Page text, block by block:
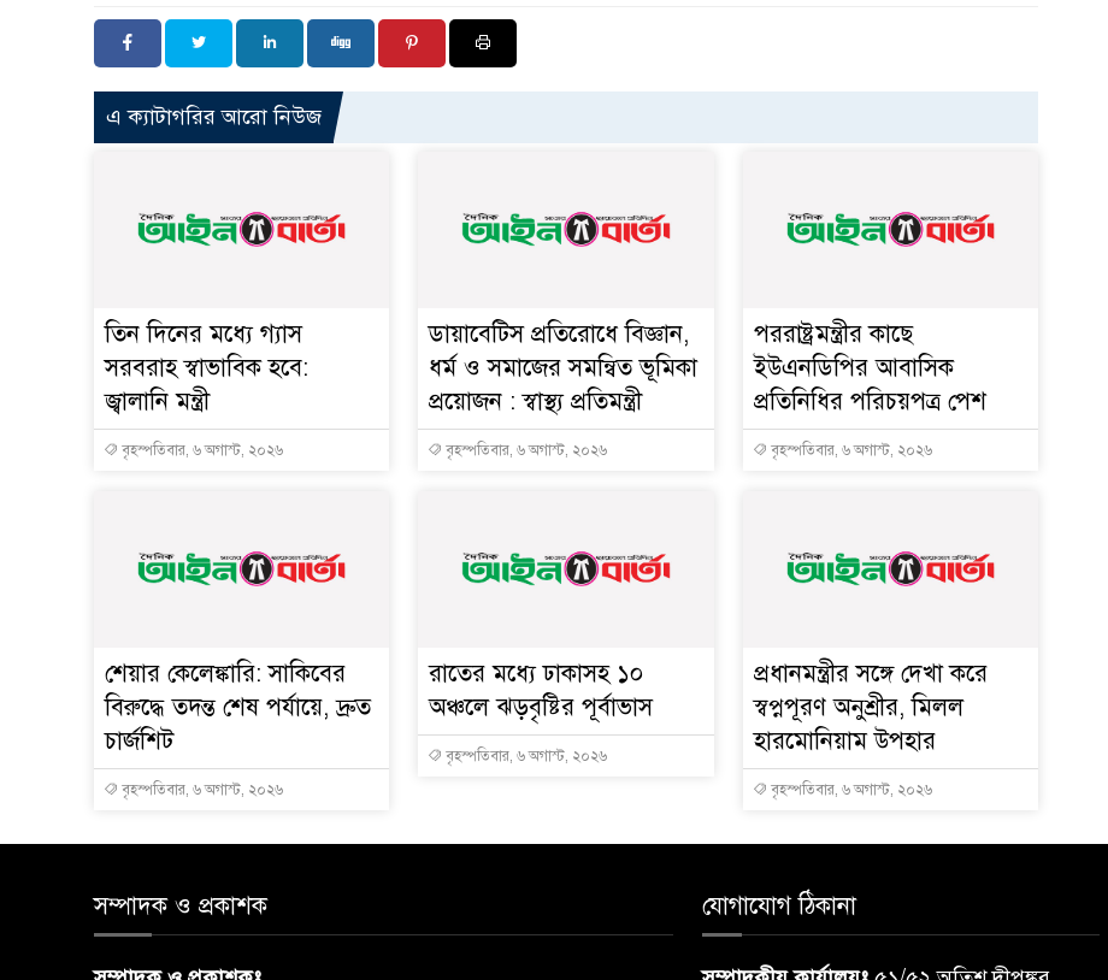
এ ক্যাটাগরির আরো নিউজ
তিন দিনের মধ্যে গ্যাস
সরবরাহ স্বাভাবিক হবে:
জ্বালানি মন্ত্রী
বৃহস্পতিবার, ৬ অগাস্ট, ২০২৬
ডায়াবেটিস প্রতিরোধে বিজ্ঞান,
ধর্ম ও সমাজের সমন্বিত ভূমিকা
প্রয়োজন : স্বাস্থ্য প্রতিমন্ত্রী
বৃহস্পতিবার, ৬ অগাস্ট, ২০২৬
পররাষ্ট্রমন্ত্রীর কা‌ছে
ইউএনডিপির আবাসিক
প্রতিনিধির পরিচয়পত্র পেশ
বৃহস্পতিবার, ৬ অগাস্ট, ২০২৬
শেয়ার কেলেঙ্কারি: সাকিবের
বিরুদ্ধে তদন্ত শেষ পর্যায়ে, দ্রুত
চার্জশিট
বৃহস্পতিবার, ৬ অগাস্ট, ২০২৬
রাতের মধ্যে ঢাকাসহ ১০
অঞ্চলে ঝড়বৃষ্টির পূর্বাভাস
বৃহস্পতিবার, ৬ অগাস্ট, ২০২৬
প্রধানমন্ত্রীর সঙ্গে দেখা করে
স্বপ্নপূরণ অনুশ্রীর, মিলল
হারমোনিয়াম উপহার
বৃহস্পতিবার, ৬ অগাস্ট, ২০২৬
সম্পাদক ও প্রকাশক যোগাযোগ ঠিকানা